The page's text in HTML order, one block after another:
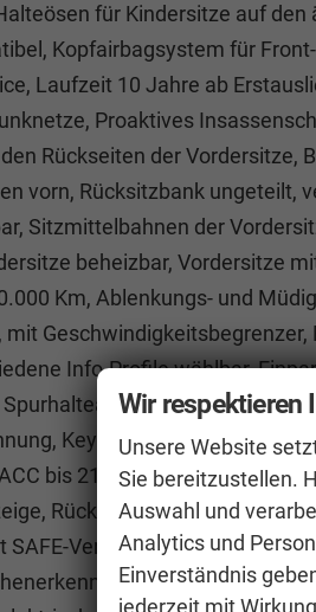
für Kindersitze auf
Kopfairbagsystem für
Laufzeit 10 Jahre ab
Proaktives
Rückseiten der Vordersitze,
vorn, Rücksitzbank ungeteilt,
Sitzmittelbahnen der
beheizbar, Vordersitze
Km, Ablenkungs- und
Info-Profile wählbar,
Lane Assist,
Keyless Entry,
bis 210 km/h),
Rückfahrkamera Rear
Verriegelung,
Start-Stopp-
Wir respektieren
Unsere Website
Sie bereitzustellen.
Auswahl und
Analytics und
Einverständnis
jederzeit mit